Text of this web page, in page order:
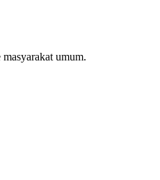
umum.